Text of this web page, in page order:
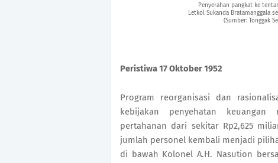
Penyerahan pangkat ke
Letkol Sukanda Bratamanggala
(Sumber: Tonggak
Peristiwa 17 Oktober 1952
Program reorganisasi dan
kebijakan penyehatan keuangan
pertahanan dari sekitar Rp2,625
jumlah personel kembali menjadi
di bawah Kolonel A.H. Nasution